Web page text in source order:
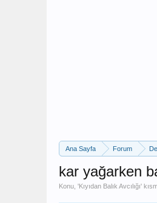
Ana Sayfa Forum
kar yağarken
Konu, 'Kıyıdan Balık Avcılığı'